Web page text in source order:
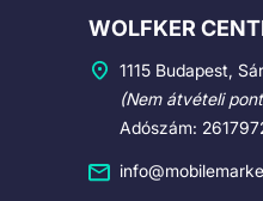
Cégadatok
WOLFKER
1115 Budapest,
(Nem átvételi
Adószám: